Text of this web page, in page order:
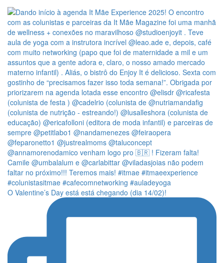
O Valentine’s Day está está chegando (dia 14/02)!